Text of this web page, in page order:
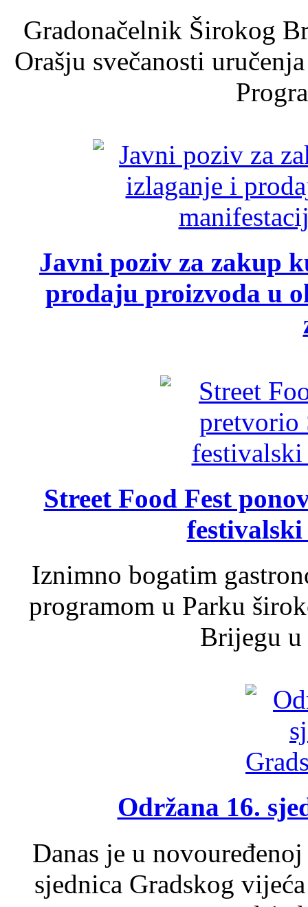
Gradonačelnik Širokog
Orašju svečanosti
Javni poziv za zakup
prodaju proizvoda u
Street Food Fest
Iznimno bogatim
programom u Parku
Brijegu u
Održana 16.
Danas je u
sjednica Gradskog